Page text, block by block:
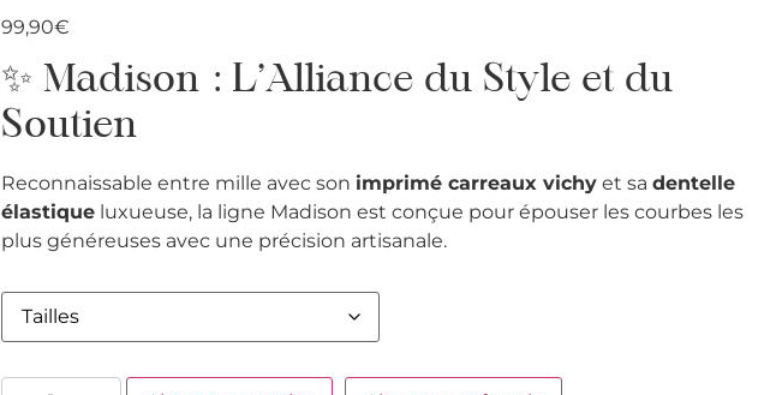
99,90€
✨ Madison : L’Alliance du Style et du
Soutien
Reconnaissable entre mille avec son imprimé carreaux vichyet sa dentelle
élastiqueluxueuse, la ligne Madison est conçue pour épouser les courbes les
plus généreuses avec une précision artisanale.